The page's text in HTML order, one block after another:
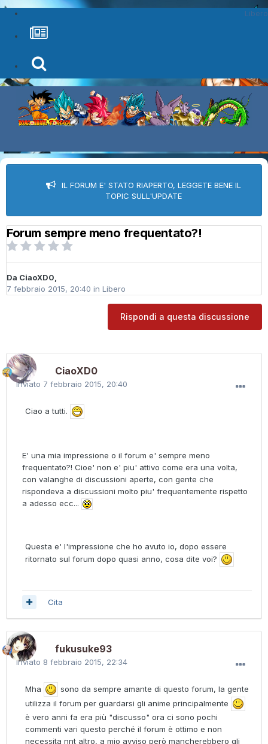
Libero
IL FORUM E' STATO RIAPERTO, LEGGETE BENE IL
TOPIC SULL'UPDATE
Forum sempre meno frequentato?!
Da CiaoXD0,
7 febbraio 2015, 20:40 in Libero
Rispondi a questa discussione
CiaoXD0
Inviato 7 febbraio 2015, 20:40
Ciao a tutti.
E' una mia impressione o il forum e' sempre meno
frequentato?! Cioe' non e' piu' attivo come era una volta,
con valanghe di discussioni aperte, con gente che
rispondeva a discussioni molto piu' frequentemente rispetto
a adesso ecc...
Questa e' l'impressione che ho avuto io, dopo essere
ritornato sul forum dopo quasi anno, cosa dite voi?
Cita
fukusuke93
Inviato 8 febbraio 2015, 22:34
Mha
sono da sempre amante di questo forum, la gente
utilizza il forum per guardarsi gli anime principalmente
è vero anni fa era più "discusso" ora ci sono pochi
commenti vari questo perché il forum è ottimo e non
necessita nnt altro, a mio avviso però mancherebbero gli